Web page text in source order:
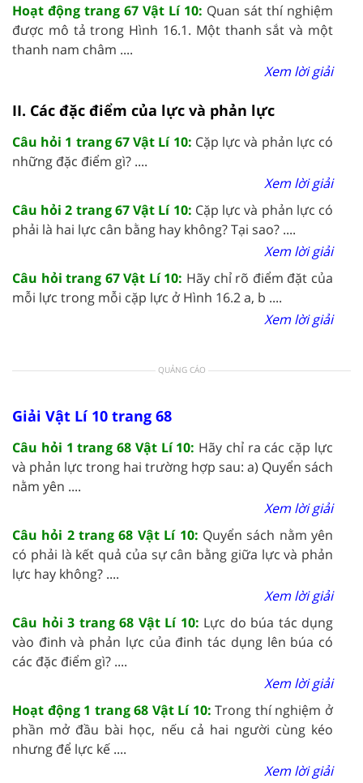
Hoạt động trang 67 Vật Lí 10: Quan sát thí nghiệm
được mô tả trong Hình 16.1. Một thanh sắt và một
thanh nam châm ....
Xem lời giải
II. Các đặc điểm của lực và phản lực
Câu hỏi 1 trang 67 Vật Lí 10: Cặp lực và phản lực có
những đặc điểm gì? ....
Xem lời giải
Câu hỏi 2 trang 67 Vật Lí 10: Cặp lực và phản lực có
phải là hai lực cân bằng hay không? Tại sao? ....
Xem lời giải
Câu hỏi trang 67 Vật Lí 10: Hãy chỉ rõ điểm đặt của
mỗi lực trong mỗi cặp lực ở Hình 16.2 a, b ....
Xem lời giải
QUẢNG CÁO
Giải Vật Lí 10 trang 68
Câu hỏi 1 trang 68 Vật Lí 10: Hãy chỉ ra các cặp lực
và phản lực trong hai trường hợp sau: a) Quyển sách
nằm yên ....
Xem lời giải
Câu hỏi 2 trang 68 Vật Lí 10: Quyển sách nằm yên
có phải là kết quả của sự cân bằng giữa lực và phản
lực hay không? ....
Xem lời giải
Câu hỏi 3 trang 68 Vật Lí 10: Lực do búa tác dụng
vào đinh và phản lực của đinh tác dụng lên búa có
các đặc điểm gì? ....
Xem lời giải
Hoạt động 1 trang 68 Vật Lí 10: Trong thí nghiệm ở
phần mở đầu bài học, nếu cả hai người cùng kéo
nhưng để lực kế ....
Xem lời giải